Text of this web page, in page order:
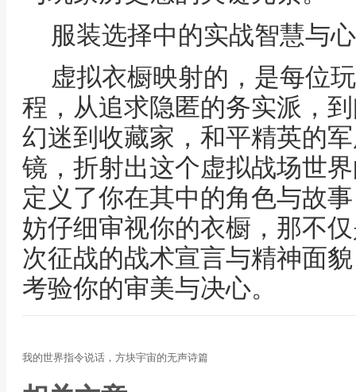
服装选择中的实战智慧与
虚拟衣橱映射的，是每位
程，从追求隐匿的务实派，
幻迷到收藏家，和平精英的
镜，折射出这个虚拟战场世
定义了你在其中的角色与故
妨仔细审视你的衣橱，那不
次征战的战术宣言与精神面
考验你的审美与决心。
我的世界指令说话，方块宇宙的无声诗篇